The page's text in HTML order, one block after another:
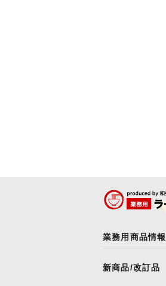
業務用商品情報
新商品/改訂品